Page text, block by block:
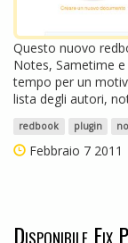
Questo nuovo
Notes, Sametime
tempo per un
lista degli autori,
redbook plugin
Febbraio 7 2011
Disponibile Fix